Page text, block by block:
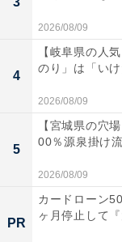
2026/08/09
4
【岐阜県の人
のり」は「い
2026/08/09
5
【宮城県の穴
00％源泉掛け
2026/08/09
PR
カードローン
ヶ月停止して